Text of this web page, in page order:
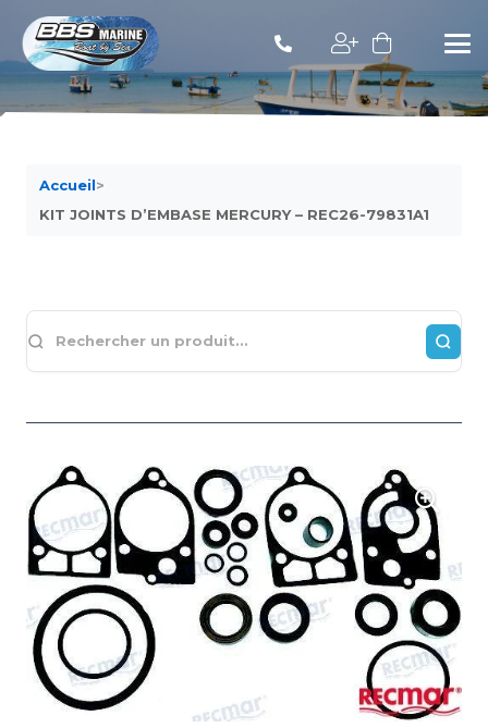
Accueil>
KIT JOINTS D’EMBASE MERCURY – REC26-79831A1